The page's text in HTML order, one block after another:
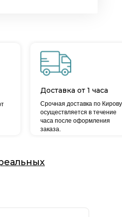
Срочная доставка по Кирову
осуществляется в течение
часа после оформления
заказа.
Доставка от 1 часа